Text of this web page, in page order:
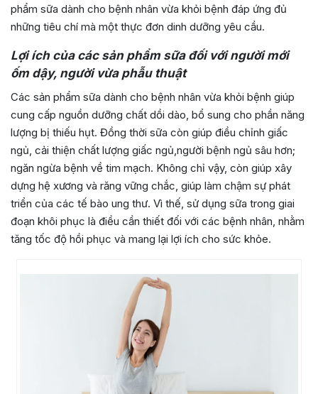
phẩm sữa dành cho bệnh nhân vừa khỏi bệnh đáp ứng đủ
những tiêu chí mà một thực đơn dinh dưỡng yêu cầu.
Lợi ích của các sản phẩm sữa đối với người mới
ốm dậy, người vừa phẫu thuật
Các sản phẩm sữa dành cho bệnh nhân vừa khỏi bệnh giúp
cung cấp nguồn dưỡng chất dồi dào, bổ sung cho phần năng
lượng bị thiếu hụt. Đồng thời sữa còn giúp điều chỉnh giấc
ngủ, cải thiện chất lượng giấc ngủ,người bệnh ngủ sâu hơn;
ngăn ngừa bệnh về tim mạch. Không chỉ vậy, còn giúp xây
dựng hệ xương và răng vững chắc, giúp làm chậm sự phát
triển của các tế bào ung thư. Vì thế, sử dụng sữa trong giai
đoạn khôi phục là điều cần thiết đối với các bệnh nhân, nhằm
tăng tốc độ hồi phục và mang lại lợi ích cho sức khỏe.